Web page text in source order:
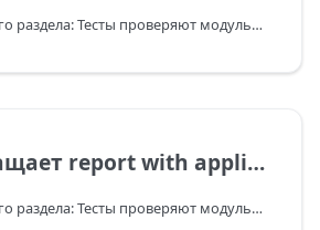
Контекст тестового раздела: Тесты проверяют модульную архитектуру nestjs-mod: сборку модулей через createNestModule, DI-связи и feature-конфигурацию.
4 Возвращает report with application name from package.json and extended source key for env and use contextName, use .env file for receiving
Контекст тестового раздела: Тесты проверяют модульную архитектуру nestjs-mod: сборку модулей через createNestModule, DI-связи и feature-конфигурацию.